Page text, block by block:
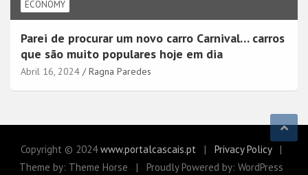
ECONOMY
Parei de procurar um novo carro Carnival… carros
que são muito populares hoje em dia
Abril 16, 2024 Ragna Paredes
Copyright © 2024www.portalcascais.pt
Privacy Policy
Theme by: Theme Horse
Proudly Powered by: WordPress